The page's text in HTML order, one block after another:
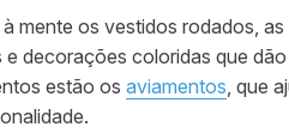
mente os vestidos rodados, as
decorações coloridas que
estão os aviamentos, que